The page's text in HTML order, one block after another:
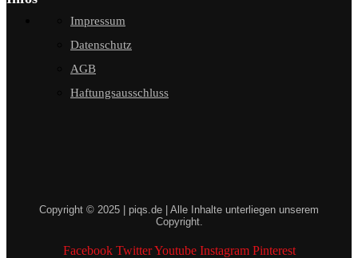
Impressum
Datenschutz
AGB
Haftungsausschluss
Copyright © 2025 | piqs.de | Alle Inhalte unterliegen unserem
Copyright.
Facebook Twitter Youtube Instagram Pinterest